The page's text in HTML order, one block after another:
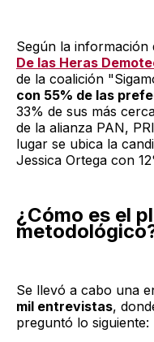
Según la información
De las Heras
de la coalición
con 55% de las
33% de sus más
de la alianza PAN,
lugar se ubica la
Jessica Ortega con
¿Cómo es el
Se llevó a cabo una
mil entrevistas,
preguntó lo siguiente: